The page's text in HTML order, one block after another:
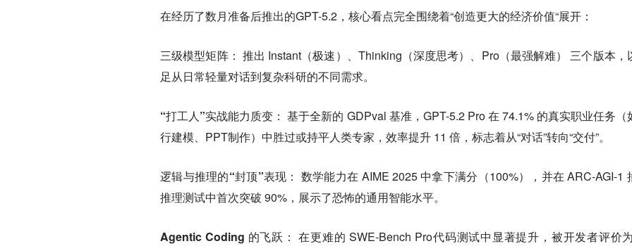
在经历了数月准备后推出的GPT-5.2，核心看点完全围绕着“创造更大的经济价值“展开：
三级模型矩阵： 推出 Instant（极速）、Thinking（深度思考）、Pro（最强解难） 三个版本，
足从日常轻量对话到复杂科研的不同需求。
“打工人”实战能力质变： 基于全新的 GDPval 基准，GPT-5.2 Pro 在 74.1% 的真实职业任务（
行建模、PPT制作）中胜过或持平人类专家，效率提升 11 倍，标志着从“对话”转向“交付”。
逻辑与推理的“封顶”表现： 数学能力在 AIME 2025 中拿下满分（100%），并在 ARC-AGI-1
推理测试中首次突破 90%，展示了恐怖的通用智能水平。
Agentic Coding 的飞跃： 在更难的 SWE-Bench Pro代码测试中显著提升，被开发者评价